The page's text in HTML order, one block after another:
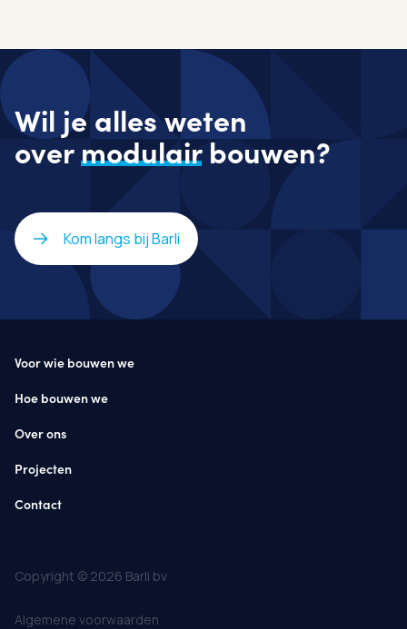
Wil je alles weten
overmodulairbouwen?
Kom langs bij Barli
Voor wie bouwen we
Hoe bouwen we
Over ons
Projecten
Contact
Copyright © 2026 Barli bv
Algemene voorwaarden